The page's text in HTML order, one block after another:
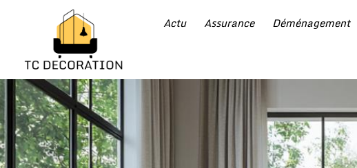
Actu Assurance Déménagement